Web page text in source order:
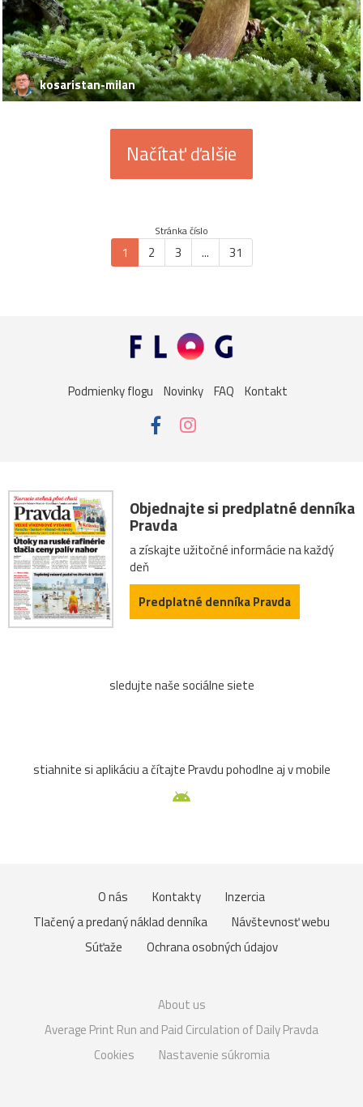
kosaristan-milan
Načítať ďalšie
Stránka číslo
1 2 3 ... 31
Podmienky flogu Novinky FAQ Kontakt
Objednajte si predplatné denníka
Pravda
a získajte užitočné informácie na každý
deň
Predplatné denníka Pravda
sledujte naše sociálne siete
stiahnite si aplikáciu a čítajte Pravdu pohodlne aj v mobile
O nás Kontakty
Inzercia
Tlačený a predaný náklad denníka
Návštevnosť webu
Súťaže
Ochrana osobných údajov
About us
Average Print Run and Paid Circulation of Daily Pravda
Cookies
Nastavenie súkromia